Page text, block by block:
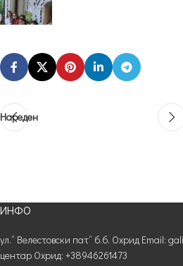
Нареден
ИНФО
ул.“ Велестовски пат“ б.б. Охрид Email:
центар Охрид: +38946261473